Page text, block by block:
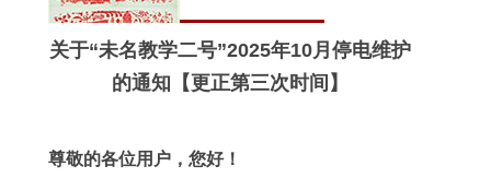
关于“未名教学二号”2025年10月停电维护
的通知【更正第三次时间】
尊敬的各位用户，您好！